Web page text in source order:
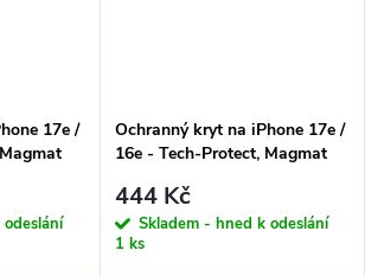
17e /
Ochranný kryt na iPhone 17e /
16e - Tech-Protect, Magmat
444 Kč
Skladem - hned k odeslání
1 ks